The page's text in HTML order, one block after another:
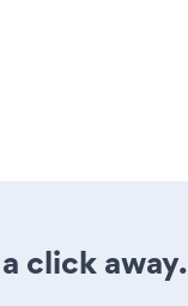
click away.